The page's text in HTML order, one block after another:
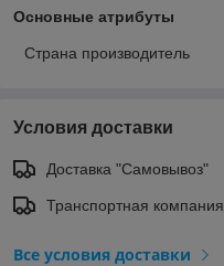
Основные атрибуты
Страна производитель
Условия доставки
Доставка "Самовывоз"
Транспортная компания
Все условия доставки